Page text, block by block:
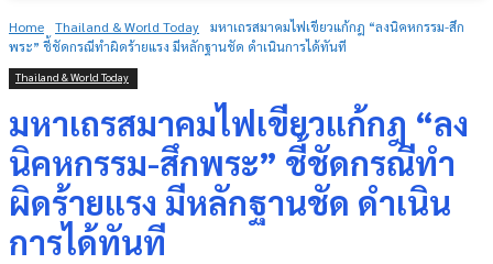
Home Thailand & World Today
มหาเถรสมาคมไฟเขียวแก้กฎ “ลงนิคหกรรม-สึก
พระ” ชี้ชัดกรณีทำผิดร้ายแรง มีหลักฐานชัด ดำเนินการได้ทันที
Thailand & World Today
มหาเถรสมาคมไฟเขียวแก้กฎ “ลง
นิคหกรรม-สึกพระ” ชี้ชัดกรณีทำ
ผิดร้ายแรง มีหลักฐานชัด ดำเนิน
การได้ทันที